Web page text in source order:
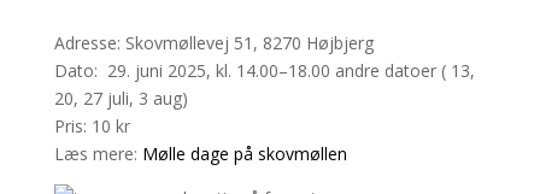
Adresse: Skovmøllevej 51, 8270 Højbjerg
Dato: 29. juni 2025, kl. 14.00–18.00 andre datoer ( 13,
20, 27 juli, 3 aug)
Pris: 10 kr
Læs mere: Mølle dage på skovmøllen